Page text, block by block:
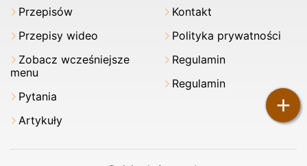
+
Przepisów
Przepisy wideo
Zobacz wcześniejsze
menu
Pytania
Artykuły
Kontakt
Polityka prywatności
Regulamin
Regulamin